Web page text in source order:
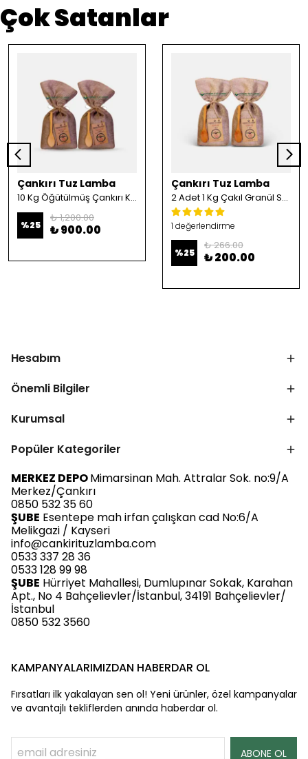
Çok Satanlar
Çankırı Tuz Lamba
10 Kg Öğütülmüş Çankırı Kristal Kaya Tuzu
%25
₺ 1,200.00
₺ 900.00
Çankırı Tuz Lamba
2 Adet 1 Kg Çakıl Granül Sofrada Öğütme Tuzu
1 değerlendirme
%25
₺ 266.00
₺ 200.00
Hesabım
Önemli Bilgiler
Kurumsal
Popüler Kategoriler
MERKEZ DEPOMimarsinan Mah. Attralar Sok. no:9/A
Merkez/Çankırı
0850 532 35 60
ŞUBE Esentepe mah irfan çalışkan cad No:6/A
Melikgazi / Kayseri
info@cankirituzlamba.com
0533 337 28 36
0533 128 99 98
ŞUBE Hürriyet Mahallesi, Dumlupınar Sokak, Karahan
Apt., No 4 Bahçelievler/İstanbul, 34191 Bahçelievler/
İstanbul
0850 532 3560
KAMPANYALARIMIZDAN HABERDAR OL
Fırsatları ilk yakalayan sen ol! Yeni ürünler, özel kampanyalar
ve avantajlı tekliflerden anında haberdar ol.
ABONE OL